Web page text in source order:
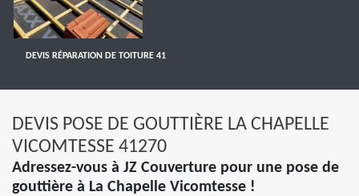
DEVIS RÉPARATION DE TOITURE 41
DEVIS POSE DE GOUTTIÈRE LA CHAPELLE
VICOMTESSE 41270
Adressez-vous à JZ Couverture pour une pose de
gouttière à La Chapelle Vicomtesse !